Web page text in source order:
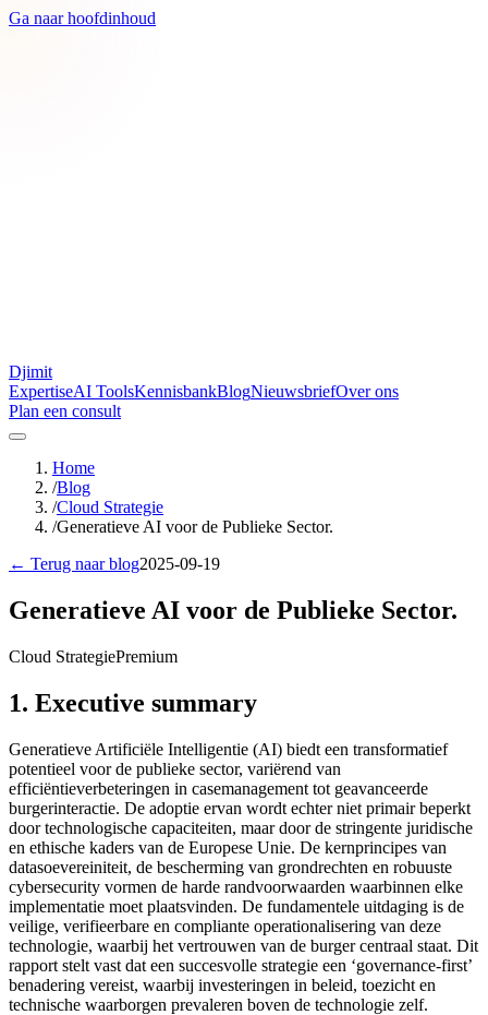
Ga naar hoofdinhoud
Djimit
ExpertiseAI ToolsKennisbankBlogNieuwsbriefOver ons
Plan een consult
Home
/Blog
/Cloud Strategie
/Generatieve AI voor de Publieke Sector.
← Terug naar blog2025-09-19
Generatieve AI voor de Publieke Sector.
Cloud StrategiePremium
1. Executive summary
Generatieve Artificiële Intelligentie (AI) biedt een transformatief
potentieel voor de publieke sector, variërend van
efficiëntieverbeteringen in casemanagement tot geavanceerde
burgerinteractie. De adoptie ervan wordt echter niet primair beperkt
door technologische capaciteiten, maar door de stringente juridische
en ethische kaders van de Europese Unie. De kernprincipes van
datasoevereiniteit, de bescherming van grondrechten en robuuste
cybersecurity vormen de harde randvoorwaarden waarbinnen elke
implementatie moet plaatsvinden. De fundamentele uitdaging is de
veilige, verifieerbare en compliante operationalisering van deze
technologie, waarbij het vertrouwen van de burger centraal staat. Dit
rapport stelt vast dat een succesvolle strategie een ‘governance-first’
benadering vereist, waarbij investeringen in beleid, toezicht en
technische waarborgen prevaleren boven de technologie zelf.